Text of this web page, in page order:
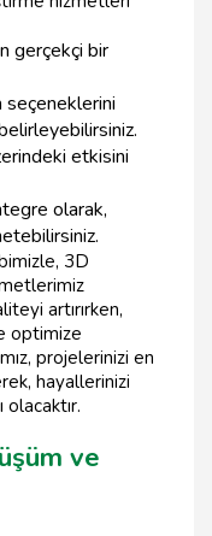
gerçekçi bir
seçeneklerini
etkisini
olarak,
3D
artırırken,
optimize
projelerinizi en
hayallerinizi
ve